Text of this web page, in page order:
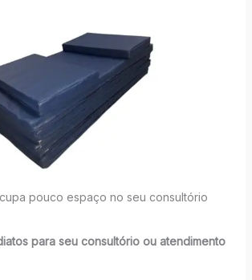
pouco espaço no seu consultório
para seu consultório ou atendimento